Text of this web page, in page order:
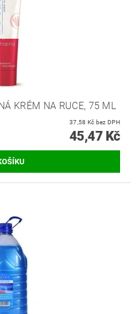
KRÉM NA RUCE, 75 ML
37,58 Kč bez DPH
45,47 Kč